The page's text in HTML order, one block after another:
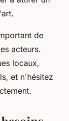
de
acteurs.
locaux,
et n'hésitez